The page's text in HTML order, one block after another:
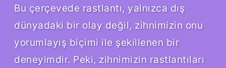
Bu çerçevede rastlantı, yalnızca dış
dünyadaki bir olay değil, zihnimizin onu
yorumlayış biçimi ile şekillenen bir
deneyimdir. Peki, zihnimizin rastlantıları